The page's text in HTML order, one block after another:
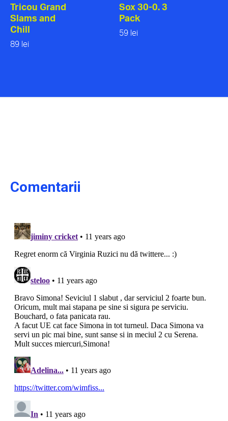
Tricou Grand
Slams and
Chill
89 lei
Sox 30-0. 3
Pack
59 lei
Comentarii